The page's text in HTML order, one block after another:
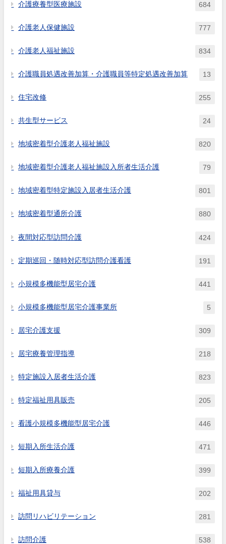
介護療養型医療施設 684
介護老人保健施設 777
介護老人福祉施設 834
介護職員処遇改善加算・介護職員等特定処遇改善加算 13
住宅改修 255
共生型サービス 24
地域密着型介護老人福祉施設 820
地域密着型介護老人福祉施設入所者生活介護 79
地域密着型特定施設入居者生活介護 801
地域密着型通所介護 880
夜間対応型訪問介護 424
定期巡回・随時対応型訪問介護看護 191
小規模多機能型居宅介護 441
小規模多機能型居宅介護事業所 5
居宅介護支援 309
居宅療養管理指導 218
特定施設入居者生活介護 823
特定福祉用具販売 205
看護小規模多機能型居宅介護 446
短期入所生活介護 471
短期入所療養介護 399
福祉用具貸与 202
訪問リハビリテーション 281
訪問介護 538